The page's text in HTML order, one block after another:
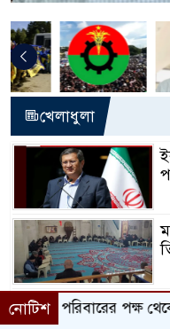
খেলাধুলা
নোটিশ
থেকে আপনাকে অভিনন্দন ও